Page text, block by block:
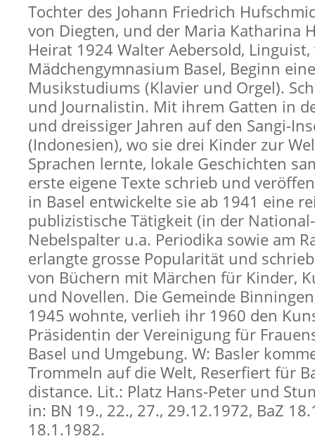
Tochter des Johann Friedrich
von Diegten, und der Maria Katharina
Heirat 1924 Walter Aebersold, Linguist,
Mädchengymnasium Basel, Beginn
Musikstudiums (Klavier und Orgel).
und Journalistin. Mit ihrem Gatten in
und dreissiger Jahren auf den Sangi-
(Indonesien), wo sie drei Kinder zur
Sprachen lernte, lokale Geschichten
erste eigene Texte schrieb und
in Basel entwickelte sie ab 1941 eine
publizistische Tätigkeit (in der
Nebelspalter u.a. Periodika sowie am
erlangte grosse Popularität und
von Büchern mit Märchen für Kinder,
und Novellen. Die Gemeinde
1945 wohnte, verlieh ihr 1960 den
Präsidentin der Vereinigung für
Basel und Umgebung. W: Basler
Trommeln auf die Welt, Reserfiert für
distance. Lit.: Platz Hans-Peter und
in: BN 19., 22., 27., 29.12.1972, BaZ
18.1.1982.